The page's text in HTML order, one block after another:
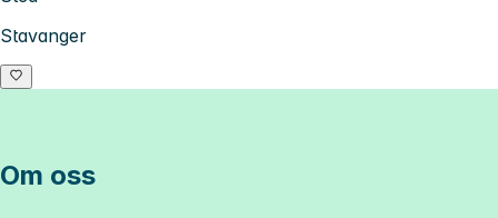
Stavanger
Om oss